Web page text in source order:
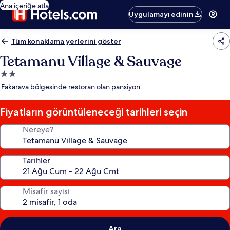
Ana içeriğe atla
Uygulamayı edinin
Tüm konaklama yerlerini göster
Tetamanu Village & Sauvage
2.0
yıldızlı
yeri
Fakarava bölgesinde restoran olan pansiyon.
Fiyatların görüntüleneceği tarihleri seçin
Nereye?
Tarihler
Misafir sayısı